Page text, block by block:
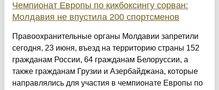
Чемпионат Европы по кикбоксингу сорван:
Молдавия не впустила 200 спортсменов
Правоохранительные органы Молдавии запретили
сегодня, 23 июня, въезд на территорию страны 152
гражданам России, 64 гражданам Белоруссии, а
также гражданам Грузии и Азербайджана, которые
направлялись для участия в чемпионате Европы по